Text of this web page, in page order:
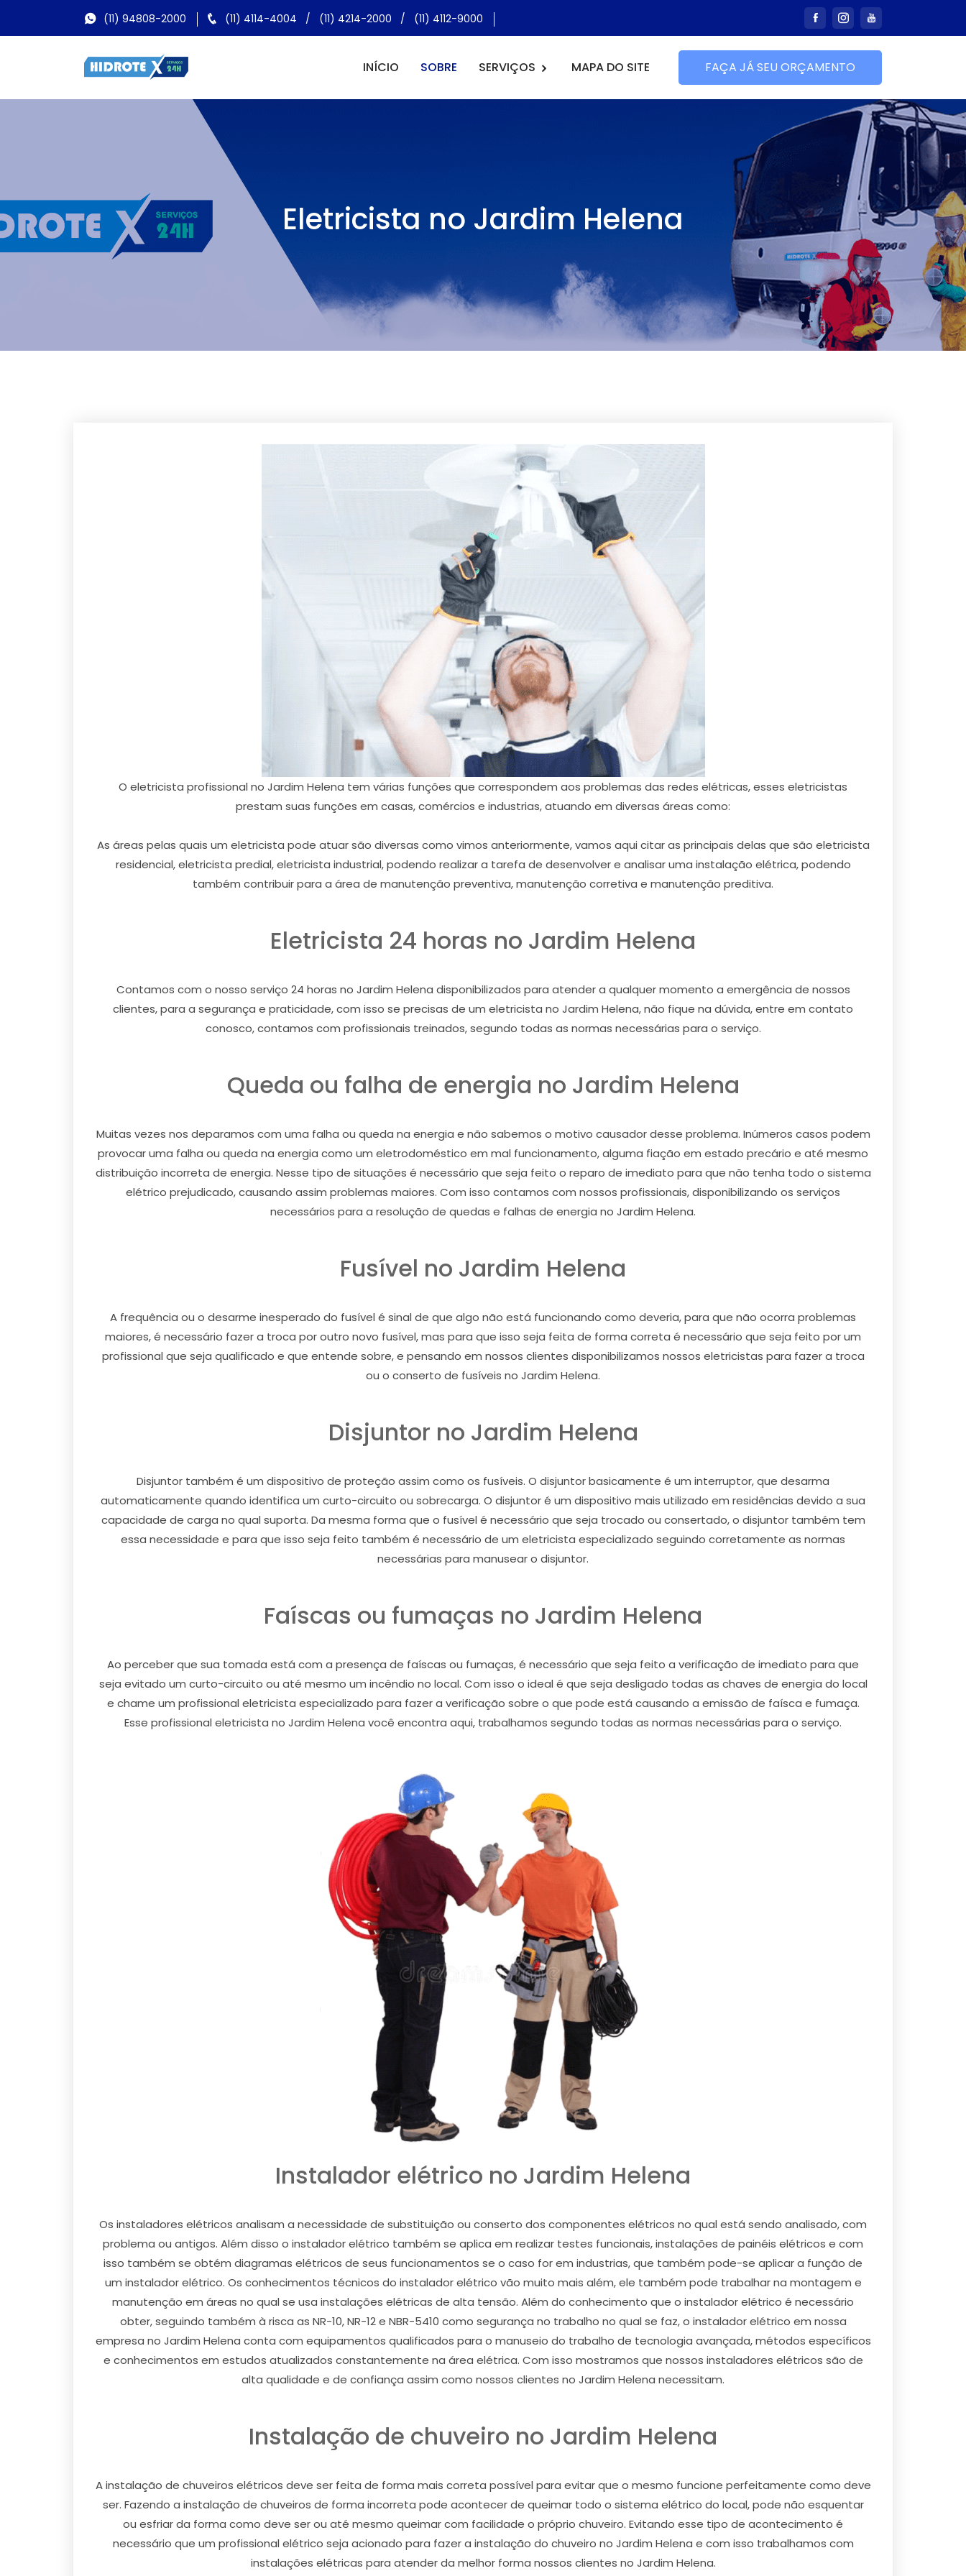
(11) 94808-2000 (11) 4114-4004 / (11) 4214-2000 / (11) 4112-9000
INÍCIO SOBRE SERVIÇOS MAPA DO SITE FAÇA JÁ SEU ORÇAMENTO
Eletricista no Jardim Helena
O eletricista profissional no Jardim Helena tem várias funções que correspondem aos problemas das redes elétricas, esses eletricistas
prestam suas funções em casas, comércios e industrias, atuando em diversas áreas como:
As áreas pelas quais um eletricista pode atuar são diversas como vimos anteriormente, vamos aqui citar as principais delas que são eletricista
residencial, eletricista predial, eletricista industrial, podendo realizar a tarefa de desenvolver e analisar uma instalação elétrica, podendo
também contribuir para a área de manutenção preventiva, manutenção corretiva e manutenção preditiva.
Eletricista 24 horas no Jardim Helena
Contamos com o nosso serviço 24 horas no Jardim Helena disponibilizados para atender a qualquer momento a emergência de nossos
clientes, para a segurança e praticidade, com isso se precisas de um eletricista no Jardim Helena, não fique na dúvida, entre em contato
conosco, contamos com profissionais treinados, segundo todas as normas necessárias para o serviço.
Queda ou falha de energia no Jardim Helena
Muitas vezes nos deparamos com uma falha ou queda na energia e não sabemos o motivo causador desse problema. Inúmeros casos podem
provocar uma falha ou queda na energia como um eletrodoméstico em mal funcionamento, alguma fiação em estado precário e até mesmo
distribuição incorreta de energia. Nesse tipo de situações é necessário que seja feito o reparo de imediato para que não tenha todo o sistema
elétrico prejudicado, causando assim problemas maiores. Com isso contamos com nossos profissionais, disponibilizando os serviços
necessários para a resolução de quedas e falhas de energia no Jardim Helena.
Fusível no Jardim Helena
A frequência ou o desarme inesperado do fusível é sinal de que algo não está funcionando como deveria, para que não ocorra problemas
maiores, é necessário fazer a troca por outro novo fusível, mas para que isso seja feita de forma correta é necessário que seja feito por um
profissional que seja qualificado e que entende sobre, e pensando em nossos clientes disponibilizamos nossos eletricistas para fazer a troca
ou o conserto de fusíveis no Jardim Helena.
Disjuntor no Jardim Helena
Disjuntor também é um dispositivo de proteção assim como os fusíveis. O disjuntor basicamente é um interruptor, que desarma
automaticamente quando identifica um curto-circuito ou sobrecarga. O disjuntor é um dispositivo mais utilizado em residências devido a sua
capacidade de carga no qual suporta. Da mesma forma que o fusível é necessário que seja trocado ou consertado, o disjuntor também tem
essa necessidade e para que isso seja feito também é necessário de um eletricista especializado seguindo corretamente as normas
necessárias para manusear o disjuntor.
Faíscas ou fumaças no Jardim Helena
Ao perceber que sua tomada está com a presença de faíscas ou fumaças, é necessário que seja feito a verificação de imediato para que
seja evitado um curto-circuito ou até mesmo um incêndio no local. Com isso o ideal é que seja desligado todas as chaves de energia do local
e chame um profissional eletricista especializado para fazer a verificação sobre o que pode está causando a emissão de faísca e fumaça.
Esse profissional eletricista no Jardim Helena você encontra aqui, trabalhamos segundo todas as normas necessárias para o serviço.
Instalador elétrico no Jardim Helena
Os instaladores elétricos analisam a necessidade de substituição ou conserto dos componentes elétricos no qual está sendo analisado, com
problema ou antigos. Além disso o instalador elétrico também se aplica em realizar testes funcionais, instalações de painéis elétricos e com
isso também se obtém diagramas elétricos de seus funcionamentos se o caso for em industrias, que também pode-se aplicar a função de
um instalador elétrico. Os conhecimentos técnicos do instalador elétrico vão muito mais além, ele também pode trabalhar na montagem e
manutenção em áreas no qual se usa instalações elétricas de alta tensão. Além do conhecimento que o instalador elétrico é necessário
obter, seguindo também à risca as NR-10, NR-12 e NBR-5410 como segurança no trabalho no qual se faz, o instalador elétrico em nossa
empresa no Jardim Helena conta com equipamentos qualificados para o manuseio do trabalho de tecnologia avançada, métodos específicos
e conhecimentos em estudos atualizados constantemente na área elétrica. Com isso mostramos que nossos instaladores elétricos são de
alta qualidade e de confiança assim como nossos clientes no Jardim Helena necessitam.
Instalação de chuveiro no Jardim Helena
A instalação de chuveiros elétricos deve ser feita de forma mais correta possível para evitar que o mesmo funcione perfeitamente como deve
ser. Fazendo a instalação de chuveiros de forma incorreta pode acontecer de queimar todo o sistema elétrico do local, pode não esquentar
ou esfriar da forma como deve ser ou até mesmo queimar com facilidade o próprio chuveiro. Evitando esse tipo de acontecimento é
necessário que um profissional elétrico seja acionado para fazer a instalação do chuveiro no Jardim Helena e com isso trabalhamos com
instalações elétricas para atender da melhor forma nossos clientes no Jardim Helena.